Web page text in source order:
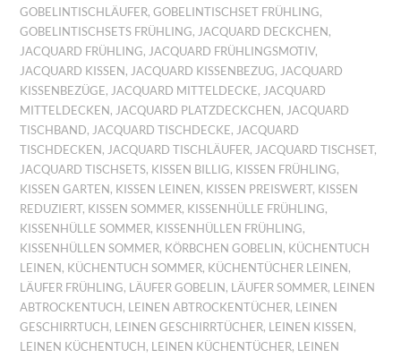
GOBELINTISCHLÄUFER,GOBELINTISCHSET FRÜHLING,
GOBELINTISCHSETS FRÜHLING, JACQUARD DECKCHEN ,
JACQUARD FRÜHLING, JACQUARD FRÜHLINGSMOTIV,
JACQUARD KISSEN , JACQUARD KISSENBEZUG, JACQUARD
KISSENBEZÜGE, JACQUARD MITTELDECKE, JACQUARD
MITTELDECKEN , JACQUARD PLATZDECKCHEN , JACQUARD
TISCHBAND, JACQUARD TISCHDECKE, JACQUARD
TISCHDECKEN , JACQUARD TISCHLÄUFER, JACQUARD TISCHSET,
JACQUARD TISCHSETS, KISSEN BILLIG, KISSEN FRÜHLING,
KISSEN GARTEN , KISSEN LEINEN , KISSEN PREISWERT, KISSEN
REDUZIERT, KISSEN SOMMER, KISSENHÜLLE FRÜHLING,
KISSENHÜLLE SOMMER, KISSENHÜLLEN FRÜHLING,
KISSENHÜLLEN SOMMER, KÖRBCHEN GOBELIN , KÜCHENTUCH
LEINEN , KÜCHENTUCH SOMMER, KÜCHENTÜCHER LEINEN ,
LÄUFER FRÜHLING, LÄUFER GOBELIN , LÄUFER SOMMER,
LEINEN
ABTROCKENTUCH , LEINEN ABTROCKENTÜCHER,
LEINEN
GESCHIRRTUCH , LEINEN GESCHIRRTÜCHER, LEINEN KISSEN ,
LEINEN KÜCHENTUCH , LEINEN KÜCHENTÜCHER,
LEINEN